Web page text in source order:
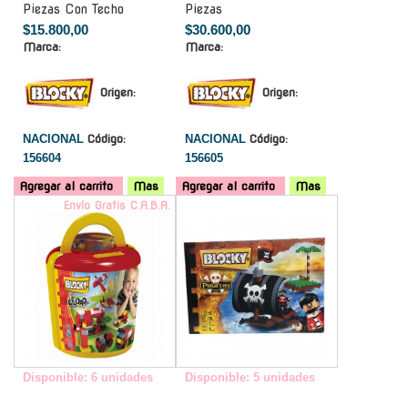
Piezas Con Techo
$15.800,00
Marca:
Origen:
NACIONAL Código:
156604
Agregar al carrito Mas
Piezas
$30.600,00
Marca:
Origen:
NACIONAL Código:
156605
Agregar al carrito
Mas
Envío Gratis C.A.B.A.
Disponible: 6 unidades Disponible: 5 unidades